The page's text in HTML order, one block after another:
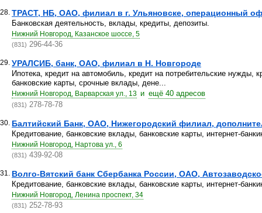
ТРАСТ, НБ, ОАО, филиал в г. Ульяновске, операционный
Банковская деятельность, вклады, кредиты, депозиты.
Нижний Новгород, Казанское шоссе, 5
(831) 296-44-36
УРАЛСИБ, банк, ОАО, филиал в Н. Новгороде
Ипотека, кредит на автомобиль, кредит на потребительские нужды,
банковские карты, срочные вклады, дене...
Нижний Новгород, Варварская ул., 13 и ещё 40 адресов
(831) 278-78-78
Балтийский Банк, ОАО, Нижегородский филиал,
Кредитование, банковские вклады, банковские карты, интернет-
Нижний Новгород, Нартова ул., 6
(831) 439-92-08
Волго-Вятский банк Сбербанка России, ОАО,
Кредитование, банковские вклады, банковские карты, интернет-
Нижний Новгород, Ленина проспект, 34
(831) 252-78-93